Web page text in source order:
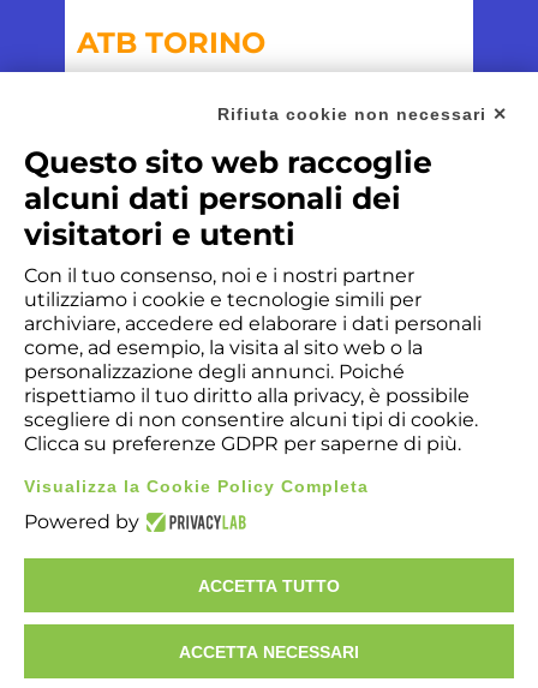
ATB TORINO
Italy
+39 0124 707.811
info@benevenuta.it
Activity
❯ Administration
Copyright © 2026 - A. Benevenuta & C. SpA - 10122 - Torino -
legale: Via G. Botero 17 - 10122 - Torino. C.F. e P.IVA ​
IT00504730011
GDPR - Whistleblowing
Rifiuta cookie non necessari ✕
Questo sito web raccoglie
alcuni dati personali dei
visitatori e utenti
Con il tuo consenso, noi e i nostri partner
utilizziamo i cookie e tecnologie simili per
archiviare, accedere ed elaborare i dati personali
come, ad esempio, la visita al sito web o la
personalizzazione degli annunci. Poiché
rispettiamo il tuo diritto alla privacy, è possibile
scegliere di non consentire alcuni tipi di cookie.
Clicca su preferenze GDPR per saperne di più.
Visualizza la Cookie Policy Completa
Powered by
ACCETTA TUTTO
ACCETTA NECESSARI